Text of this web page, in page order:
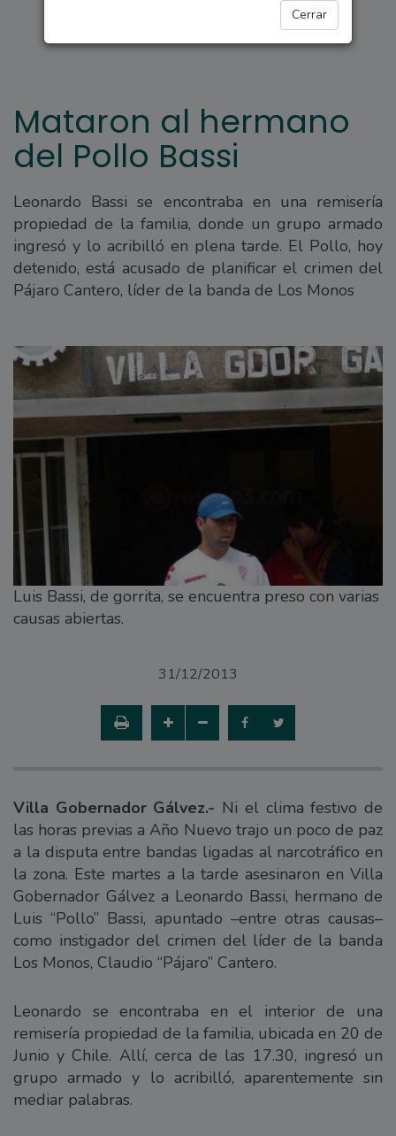
Cerrar
Mataron al hermano
del Pollo Bassi
Leonardo Bassi se encontraba en una remisería
propiedad de la familia, donde un grupo armado
ingresó y lo acribilló en plena tarde. El Pollo, hoy
detenido, está acusado de planificar el crimen del
Pájaro Cantero, líder de la banda de Los Monos
Luis Bassi, de gorrita, se encuentra preso con varias
causas abiertas.
31/12/2013
Villa Gobernador Gálvez.- Ni el clima festivo de
las horas previas a Año Nuevo trajo un poco de paz
a la disputa entre bandas ligadas al narcotráfico en
la zona. Este martes a la tarde asesinaron en Villa
Gobernador Gálvez a Leonardo Bassi, hermano de
Luis “Pollo” Bassi, apuntado –entre otras causas–
como instigador del crimen del líder de la banda
Los Monos, Claudio “Pájaro” Cantero.
Leonardo se encontraba en el interior de una
remisería propiedad de la familia, ubicada en 20 de
Junio y Chile. Allí, cerca de las 17.30, ingresó un
grupo armado y lo acribilló, aparentemente sin
mediar palabras.